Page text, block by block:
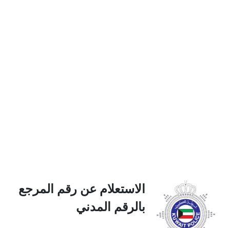
الاستعلام عن رقم المرجع
بالرقم المدني